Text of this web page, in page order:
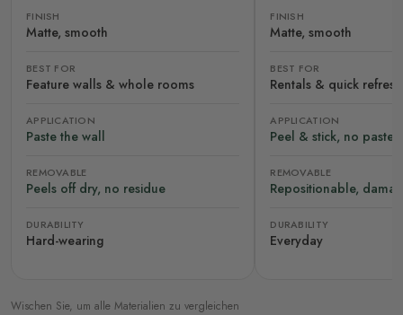
FINISH
Matte, smooth
BEST FOR
Feature walls & whole rooms
APPLICATION
Paste the wall
REMOVABLE
Peels off dry, no residue
DURABILITY
Hard-wearing
FINISH
Matte, smooth
BEST FOR
Rentals & quick
APPLICATION
Peel & stick, no paste
REMOVABLE
Repositionable,
DURABILITY
Everyday
Wischen Sie, um alle Materialien zu vergleichen